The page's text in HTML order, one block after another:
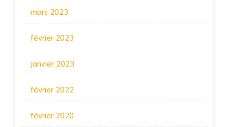
mars 2023
février 2023
janvier 2023
février 2022
février 2020